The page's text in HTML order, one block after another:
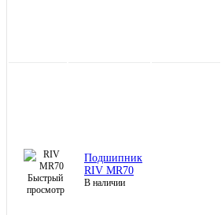
Быстрый
просмотр
Подшипник
RIV MR70
В наличии